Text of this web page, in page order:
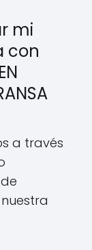
mi
con
a través